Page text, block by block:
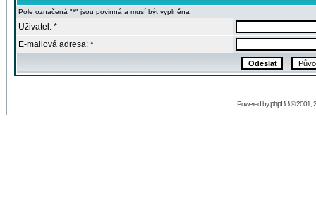
Pole označená "*" jsou povinná a musí být vyplněna
Uživatel: *
E-mailová adresa: *
Powered byphpBB© 2001,